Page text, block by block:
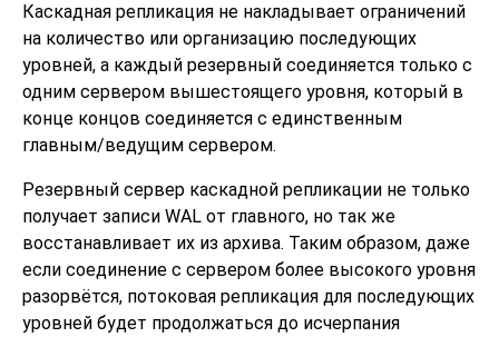
Каскадная репликация не накладывает ограничений
на количество или организацию последующих
уровней, а каждый резервный соединяется только с
одним сервером вышестоящего уровня, который в
конце концов соединяется с единственным
главным/ведущим сервером.
Резервный сервер каскадной репликации не только
получает записи WAL от главного, но так же
восстанавливает их из архива. Таким образом, даже
если соединение с сервером более высокого уровня
разорвётся, потоковая репликация для последующих
уровней будет продолжаться до исчерпания